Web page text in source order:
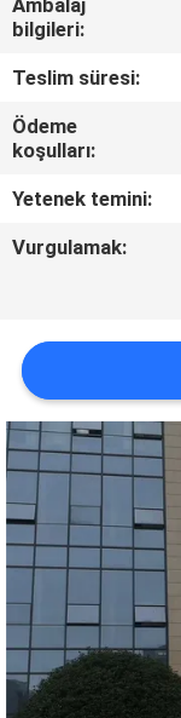
KALITE
KONTROL
BIZIMLE
TEKLIF
ISTEĞI
SITE
HARITASI
PRIVACY
POLICY
Ambalaj
bilgileri:
Teslim süresi:
Ödeme
koşulları:
Yetenek temini:
Vurgulamak: